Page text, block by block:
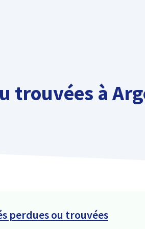
trouvées à
perdues ou trouvées